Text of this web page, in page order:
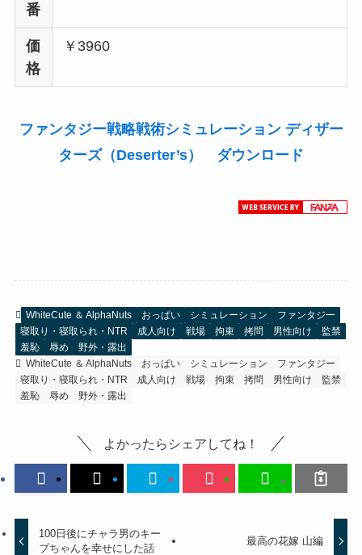
番
価
格
￥3960
ファンタジー戦略戦術シミュレーション ディザー
ターズ（Deserter’s） ダウンロード
WhiteCute ＆ AlphaNuts おっぱい シミュレーション
ファンタジー
寝取り・寝取られ・NTR
成人向け 戦場 拘束 拷問 男性向け
監禁
羞恥
辱め
野外・露出
WhiteCute ＆ AlphaNuts
おっぱい シミュレーション
ファンタジー
寝取り・寝取られ・NTR
成人向け 戦場 拘束 拷問 男性向け
監禁
羞恥
辱め 野外・露出
よかったらシェアしてね！
100日後にチャラ男のキー
プちゃんを幸せにした話
最高の花嫁 山編